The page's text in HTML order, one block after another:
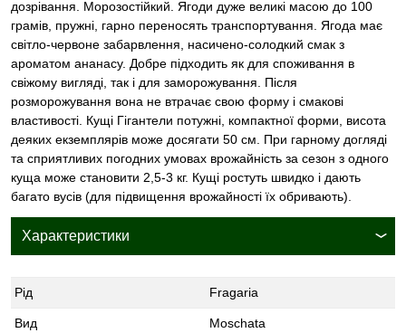
дозрівання. Морозостійкий. Ягоди дуже великі масою до 100
грамів, пружні, гарно переносять транспортування. Ягода має
світло-червоне забарвлення, насичено-солодкий смак з
ароматом ананасу. Добре підходить як для споживання в
свіжому вигляді, так і для заморожування. Після
розморожування вона не втрачає свою форму і смакові
властивості. Кущі Гігантели потужні, компактної форми, висота
деяких екземплярів може досягати 50 см. При гарному догляді
та сприятливих погодних умовах врожайність за сезон з одного
куща може становити 2,5-3 кг. Кущі ростуть швидко і дають
багато вусів (для підвищення врожайності їх обривають).
Характеристики
Рід Fragaria
Вид Moschata